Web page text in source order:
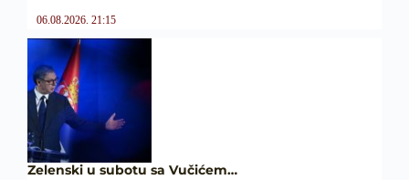
06.08.2026. 21:15
Zelenski u subotu sa Vučićem…